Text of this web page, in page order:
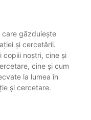
care găzduiește
și cercetării.
copiii noștri, cine și
cine și cum
la lumea în
și cercetare.